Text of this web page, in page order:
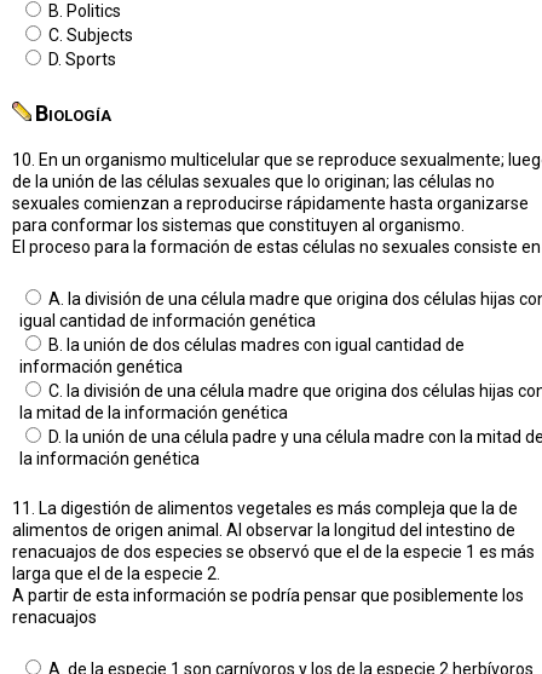
B. Politics
C. Subjects
D. Sports
Biología
10. En un organismo multicelular que se reproduce sexualmente;
de la unión de las células sexuales que lo originan; las células no
sexuales comienzan a reproducirse rápidamente hasta organizarse
para conformar los sistemas que constituyen al organismo.
El proceso para la formación de estas células no sexuales consiste en
A. la división de una célula madre que origina dos células hijas
igual cantidad de información genética
B. la unión de dos células madres con igual cantidad de
información genética
C. la división de una célula madre que origina dos células hijas
la mitad de la información genética
D. la unión de una célula padre y una célula madre con la mitad
la información genética
11. La digestión de alimentos vegetales es más compleja que la de
alimentos de origen animal. Al observar la longitud del intestino de
renacuajos de dos especies se observó que el de la especie 1 es más
larga que el de la especie 2.
A partir de esta información se podría pensar que posiblemente los
renacuajos
A. de la especie 1 son carnívoros y los de la especie 2 herbívoros